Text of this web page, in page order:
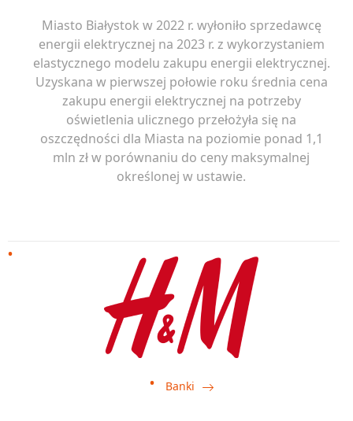
Miasto Białystok w 2022 r. wyłoniło sprzedawcę
energii elektrycznej na 2023 r. z wykorzystaniem
elastycznego modelu zakupu energii elektrycznej.
Uzyskana w pierwszej połowie roku średnia cena
zakupu energii elektrycznej na potrzeby
oświetlenia ulicznego przełożyła się na
oszczędności dla Miasta na poziomie ponad 1,1
mln zł w porównaniu do ceny maksymalnej
określonej w ustawie.
Banki